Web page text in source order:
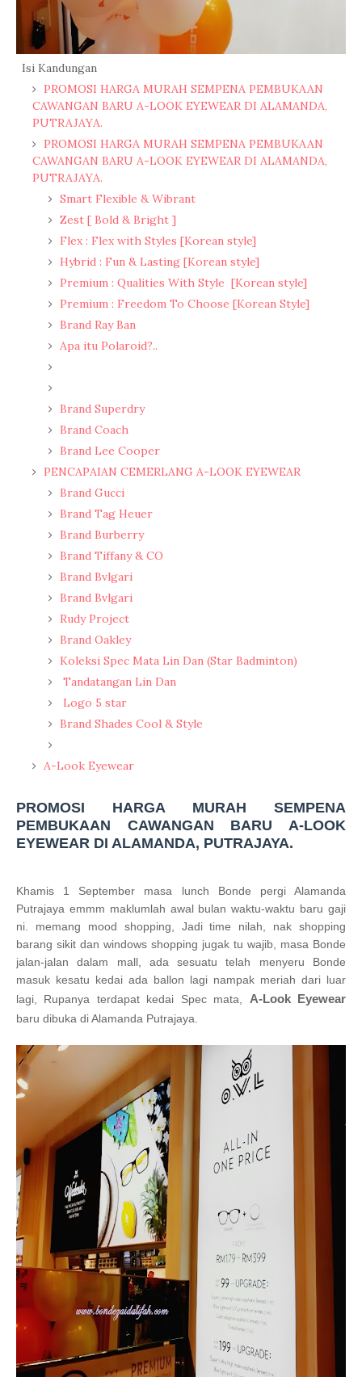
Isi Kandungan
PROMOSI HARGA MURAH SEMPENA PEMBUKAAN
CAWANGAN BARU A-LOOK EYEWEAR DI ALAMANDA,
PUTRAJAYA.
PROMOSI HARGA MURAH SEMPENA PEMBUKAAN
CAWANGAN BARU A-LOOK EYEWEAR DI ALAMANDA,
PUTRAJAYA.
Smart Flexible & Wibrant
Zest [ Bold & Bright ]
Flex : Flex with Styles [Korean style]
Hybrid : Fun & Lasting [Korean style]
Premium : Qualities With Style [Korean style]
Premium : Freedom To Choose [Korean Style]
Brand Ray Ban
Apa itu Polaroid?..
Brand Superdry
Brand Coach
Brand Lee Cooper
PENCAPAIAN CEMERLANG A-LOOK EYEWEAR
Brand Gucci
Brand Tag Heuer
Brand Burberry
Brand Tiffany & CO
Brand Bvlgari
Brand Bvlgari
Rudy Project
Brand Oakley
Koleksi Spec Mata Lin Dan (Star Badminton)
Tandatangan Lin Dan
Logo 5 star
Brand Shades Cool & Style
A-Look Eyewear
PROMOSI HARGA MURAH SEMPENA
PEMBUKAAN CAWANGAN BARU A-LOOK
EYEWEAR DI ALAMANDA, PUTRAJAYA.
Khamis 1 September masa lunch Bonde pergi Alamanda
Putrajaya emmm maklumlah awal bulan waktu-waktu baru gaji
ni. memang mood shopping, Jadi time nilah, nak shopping
barang sikit dan windows shopping jugak tu wajib, masa Bonde
jalan-jalan dalam mall, ada sesuatu telah menyeru Bonde
masuk kesatu kedai ada ballon lagi nampak meriah dari luar
lagi, Rupanya terdapat kedai Spec mata, A-Look Eyewear
baru dibuka di Alamanda Putrajaya.